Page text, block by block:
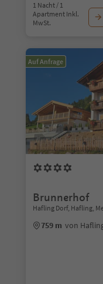
1 Nacht / 1
Apartment Inkl.
MwSt.
Auf Anfrage
Brunnerhof
Hafling Dorf, Hafling,
759 m von